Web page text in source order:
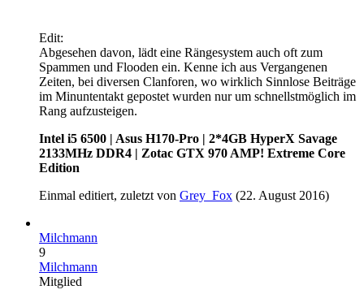
Edit:
Abgesehen davon, lädt eine Rängesystem auch oft zum
Spammen und Flooden ein. Kenne ich aus Vergangenen
Zeiten, bei diversen Clanforen, wo wirklich Sinnlose Beiträge
im Minuntentakt gepostet wurden nur um schnellstmöglich im
Rang aufzusteigen.
Intel i5 6500 | Asus H170-Pro | 2*4GB HyperX Savage
2133MHz DDR4 | Zotac GTX 970 AMP! Extreme Core
Edition
Einmal editiert, zuletzt von Grey_Fox (22. August 2016)
Milchmann
9
Milchmann
Mitglied